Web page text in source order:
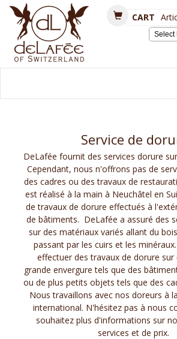
CART
Service de
DeLafée fournit des services dorure sur
Cependant, nous n'offrons pas de
des cadres ou des travaux de
estréalisé à la main à Neuchâtel en
de travaux de dorure effectués à
de bâtiments. DeLafée a assuré des
sur des matériaux variés allant du
passant par les cuirs et les
effectuer des travaux de dorure
grande envergure tels que des
ou de plus petits objets tels que des
Nous travaillons avec nos doreurs à
international. N'hésitez pas à nous
souhaitez plus d'informations sur
services et de prix.